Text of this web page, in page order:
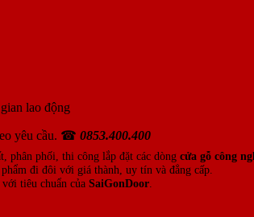
lao động
yêu cầu. ☎ 0853.400.400
phân phối, thi công lắp đặt các dòng cửa gỗ công
đi đôi với giá thành, uy tín và đẳng cấp.
tiêu chuẩn của SaiGonDoor